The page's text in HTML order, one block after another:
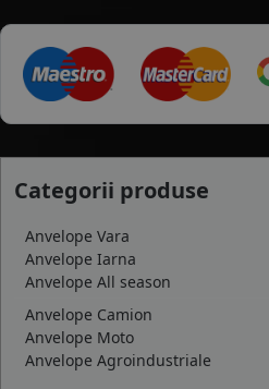
Categorii produse
Anvelope Vara
Anvelope Iarna
Anvelope All season
Anvelope Camion
Anvelope Moto
Anvelope Agroindustriale